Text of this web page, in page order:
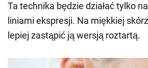
Ta technika będzie działać tylko
liniami ekspresji. Na miękkiej
lepiej zastąpić ją wersją roztartą.